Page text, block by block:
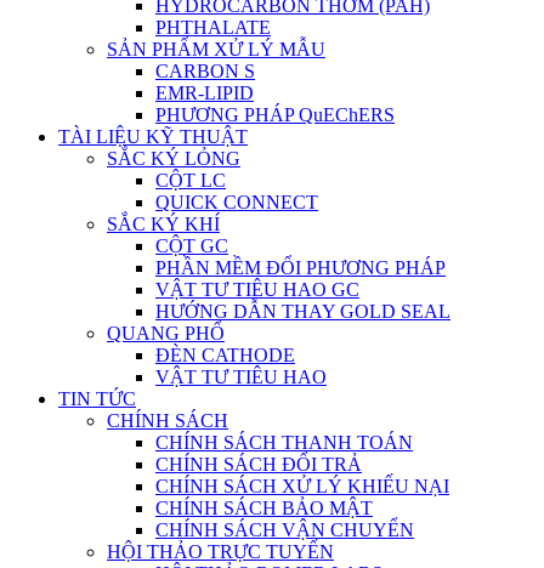
HYDROCARBON THƠM (PAH)
PHTHALATE
SẢN PHẨM XỬ LÝ MẪU
CARBON S
EMR-LIPID
PHƯƠNG PHÁP QuEChERS
TÀI LIỆU KỸ THUẬT
SẮC KÝ LỎNG
CỘT LC
QUICK CONNECT
SẮC KÝ KHÍ
CỘT GC
PHẦN MỀM ĐỔI PHƯƠNG PHÁP
VẬT TƯ TIÊU HAO GC
HƯỚNG DẪN THAY GOLD SEAL
QUANG PHỔ
ĐÈN CATHODE
VẬT TƯ TIÊU HAO
TIN TỨC
CHÍNH SÁCH
CHÍNH SÁCH THANH TOÁN
CHÍNH SÁCH ĐỔI TRẢ
CHÍNH SÁCH XỬ LÝ KHIẾU NẠI
CHÍNH SÁCH BẢO MẬT
CHÍNH SÁCH VẬN CHUYỂN
HỘI THẢO TRỰC TUYẾN